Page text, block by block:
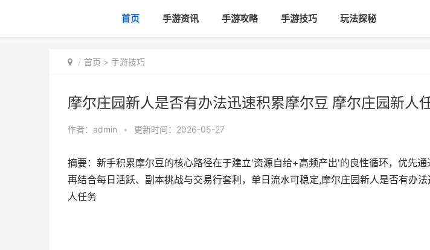
首页 手游资讯 手游攻略 手游技巧 玩法探秘
首页 > 手游技巧
摩尔庄园新人是否有办法迅速积累摩尔豆 摩尔庄园新人
作者： admin • 更新时间：2026-05-27
摘要：新手积累摩尔豆的核心路径在于建立'资源自给+高频产出'的良性循环，优先通
再结合每日活跃、副本挑战与交易行套利，单日流水可稳定,摩尔庄园新人是否有办
人任务